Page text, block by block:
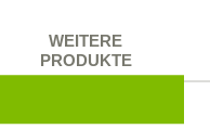
WEITERE
PRODUKTE